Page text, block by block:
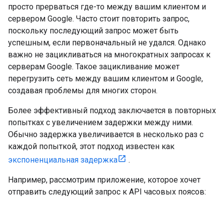
просто прерваться где-то между вашим клиентом и
сервером Google. Часто стоит повторить запрос,
поскольку последующий запрос может быть
успешным, если первоначальный не удался. Однако
важно не зацикливаться на многократных запросах к
серверам Google. Такое зацикливание может
перегрузить сеть между вашим клиентом и Google,
создавая проблемы для многих сторон.
Более эффективный подход заключается в повторных
попытках с увеличением задержки между ними.
Обычно задержка увеличивается в несколько раз с
каждой попыткой, этот подход известен как
экспоненциальная задержка
.
Например, рассмотрим приложение, которое хочет
отправить следующий запрос к API часовых поясов: